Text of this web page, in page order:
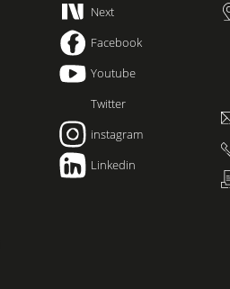
Next
Facebook
Youtube
Twitter
instagram
Linkedin